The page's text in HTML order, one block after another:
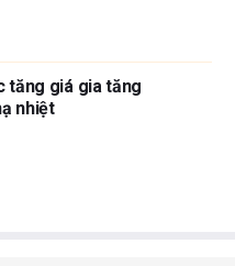
tăng giá gia tăng
nhiệt